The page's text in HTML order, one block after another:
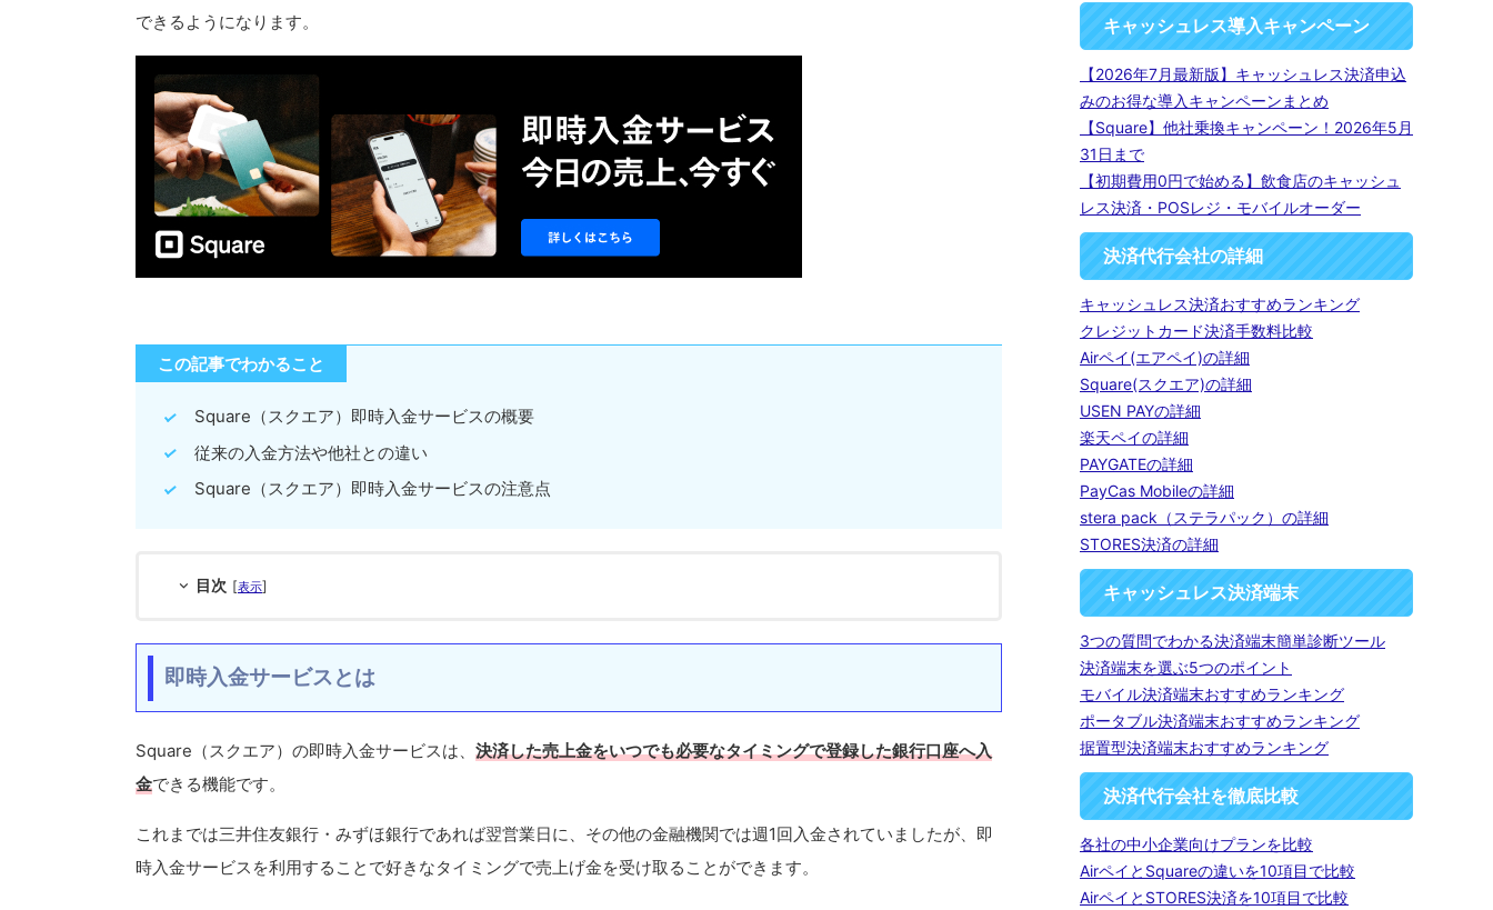
できるようになります。
この記事でわかること
Square（スクエア）即時入金サービスの概要
従来の入金方法や他社との違い
Square（スクエア）即時入金サービスの注意点
目次 [表示]
即時入金サービスとは
Square（スクエア）の即時入金サービスは、 決済した売上金をいつでも必要なタイミングで登録した銀行口座へ入
金できる機能です。
これまでは三井住友銀行・みずほ銀行であれば翌営業日に、その他の金融機関では週1回入金されていましたが、即
時入金サービスを利用することで好きなタイミングで売上げ金を受け取ることができます。
キャッシュレス導入キャンペーン
【2026年7月最新版】キャッシュレス決済申込
みのお得な導入キャンペーンまとめ
【Square】他社乗換キャンペーン！2026年5月
31日まで
【初期費用0円で始める】飲食店のキャッシュ
レス決済・POSレジ・モバイルオーダー
決済代行会社の詳細
キャッシュレス決済おすすめランキング
クレジットカード決済手数料比較
Airペイ(エアペイ)の詳細
Square(スクエア)の詳細
USEN PAYの詳細
楽天ペイの詳細
PAYGATEの詳細
PayCas Mobileの詳細
stera pack（ステラパック）の詳細
STORES決済の詳細
キャッシュレス決済端末
3つの質問でわかる決済端末簡単診断ツール
決済端末を選ぶ5つのポイント
モバイル決済端末おすすめランキング
ポータブル決済端末おすすめランキング
据置型決済端末おすすめランキング
決済代行会社を徹底比較
各社の中小企業向けプランを比較
AirペイとSquareの違いを10項目で比較
AirペイとSTORES決済を10項目で比較